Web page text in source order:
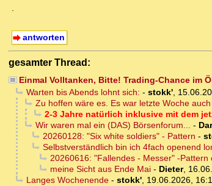
.
antworten
gesamter Thread:
Einmal Volltanken, Bitte! Trading-Chance im
Warten bis Abends lohnt sich: - stokk',
Zu hoffen wäre es. Es war letzte Woche
2-3 Jahre natürlich inklusive mit dem
Wir waren mal ein (DAS) Börsenforum... -
20260128: "Six white soldiers" - Pattern -
Selbstverständlich bin ich 4fach openend
20260616: "Fallendes - Messer" -Pattern
meine Sicht aus Ende Mai- Dieter,
Langes Wochenende- stokk', 19.06.2026,